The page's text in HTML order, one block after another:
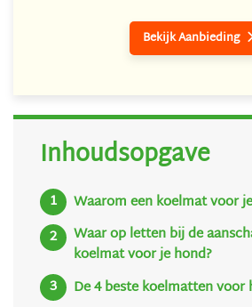
Bekijk Aanbieding
Inhoudsopgave
Waarom een koelmat voor
Waar op letten bij de
koelmat voor je hond?
De 4 beste koelmatten voor